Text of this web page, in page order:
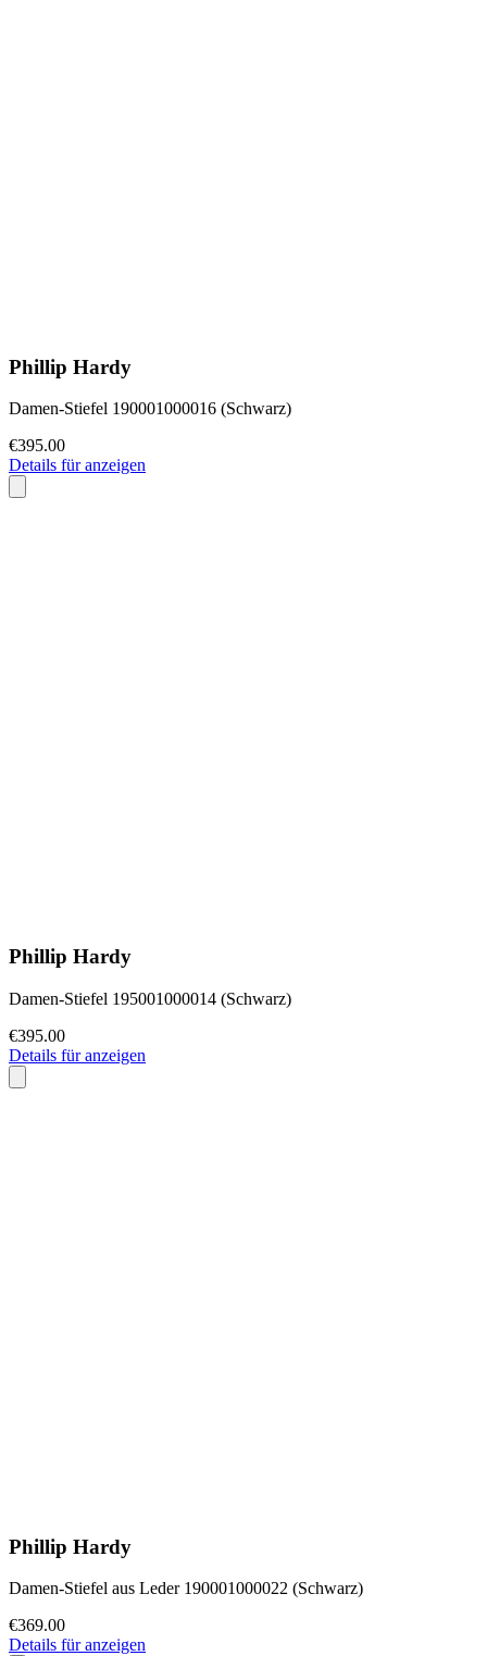
Phillip Hardy
Damen-Stiefel 190001000016 (Schwarz)
€395.00
Details für anzeigen
Phillip Hardy
Damen-Stiefel 195001000014 (Schwarz)
€395.00
Details für anzeigen
Phillip Hardy
Damen-Stiefel aus Leder 190001000022 (Schwarz)
€369.00
Details für anzeigen